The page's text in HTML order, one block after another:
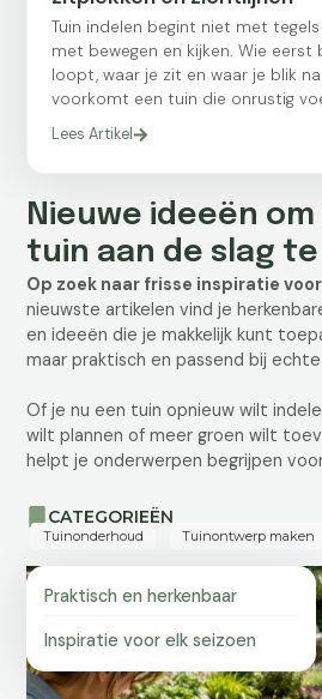
Tuin indelen begint niet met
met bewegen en kijken. Wie eerst
loopt, waar je zit en waar je blik
voorkomt een tuin die onrustig
Lees Artikel
Nieuwe ideeën
tuin aan de slag te
Op zoek naar frisse inspiratie
nieuwste artikelen vind je
en ideeën die je makkelijk kunt
maar praktisch en passend bij
Of je nu een tuin opnieuw wilt
wilt plannen of meer groen wilt
helpt je onderwerpen begrijpen
CATEGORIEËN
Tuinonderhoud Tuinontwerp maken
Praktisch en herkenbaar
Inspiratie voor elk seizoen